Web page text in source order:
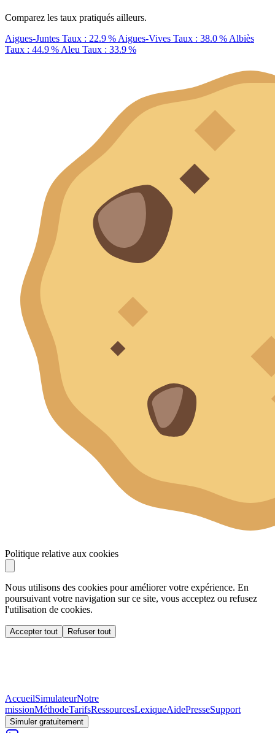
Comparez les taux pratiqués ailleurs.
Aigues-Juntes Taux : 22.9 % Aigues-Vives Taux : 38.0 % Albiès
Taux : 44.9 % Aleu Taux : 33.9 %
Politique relative aux cookies
Nous utilisons des cookies pour améliorer votre expérience. En
poursuivant votre navigation sur ce site, vous acceptez ou refusez
l'utilisation de cookies.
Accepter tout Refuser tout
AccueilSimulateurNotre
missionMéthodeTarifsRessourcesLexiqueAidePresseSupport
Simuler gratuitement